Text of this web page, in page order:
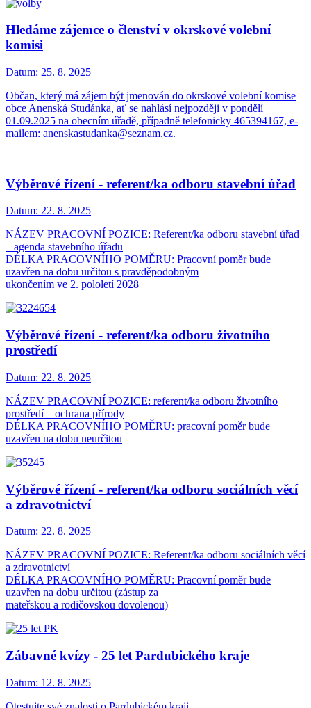
Hledáme zájemce o členství v okrskové volební
komisi
Datum: 25. 8. 2025
Občan, který má zájem být jmenován do okrskové volební komise
obce Anenská Studánka, ať se nahlásí nejpozději v pondělí
01.09.2025 na obecním úřadě, případně telefonicky 465394167, e-
mailem: anenskastudanka@seznam.cz.
Výběrové řízení - referent/ka odboru stavební úřad
Datum: 22. 8. 2025
NÁZEV PRACOVNÍ POZICE: Referent/ka odboru stavební úřad
– agenda stavebního úřadu
DÉLKA PRACOVNÍHO POMĚRU: Pracovní poměr bude
uzavřen na dobu určitou s pravděpodobným
ukončením ve 2. pololetí 2028
Výběrové řízení - referent/ka odboru životního
prostředí
Datum: 22. 8. 2025
NÁZEV PRACOVNÍ POZICE: referent/ka odboru životního
prostředí – ochrana přírody
DÉLKA PRACOVNÍHO POMĚRU: pracovní poměr bude
uzavřen na dobu neurčitou
Výběrové řízení - referent/ka odboru sociálních věcí
a zdravotnictví
Datum: 22. 8. 2025
NÁZEV PRACOVNÍ POZICE: Referent/ka odboru sociálních věcí
a zdravotnictví
DÉLKA PRACOVNÍHO POMĚRU: Pracovní poměr bude
uzavřen na dobu určitou (zástup za
mateřskou a rodičovskou dovolenou)
Zábavné kvízy - 25 let Pardubického kraje
Datum: 12. 8. 2025